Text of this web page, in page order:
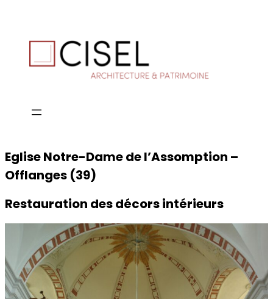
Eglise Notre-Dame de l’Assomption –
Offlanges (39)
Restauration des décors intérieurs